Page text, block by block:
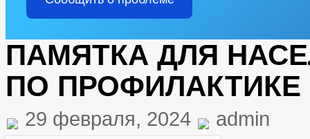
ПАМЯТКА ДЛЯ
ПО
29 февраля, 2024 admin